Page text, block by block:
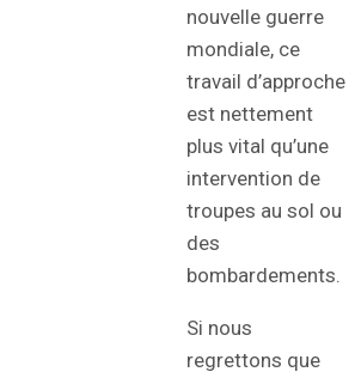
nouvelle guerre
mondiale, ce
travail d’approche
est nettement
plus vital qu’une
intervention de
troupes au sol ou
des
bombardements.
Si nous
regrettons que